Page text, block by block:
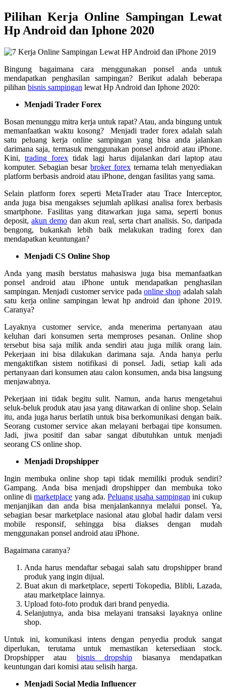
Pilihan Kerja Online Sampingan Lewat
Hp Android dan Iphone 2020
Bingung bagaimana cara menggunakan ponsel anda untuk
mendapatkan penghasilan sampingan? Berikut adalah beberapa
pilihan bisnis sampingan lewat Hp Android dan Iphone 2020:
Menjadi Trader Forex
Bosan menunggu mitra kerja untuk rapat? Atau, anda bingung untuk
memanfaatkan waktu kosong? Menjadi trader forex adalah salah
satu peluang kerja online sampingan yang bisa anda jalankan
darimana saja, termasuk menggunakan ponsel android atau iPhone.
Kini, trading forex tidak lagi harus dijalankan dari laptop atau
komputer. Sebagian besarbroker forexternama telah menyediakan
platform berbasis android atau iPhone, dengan fasilitas yang sama.
Selain platform forex seperti MetaTrader atau Trace Interceptor,
anda juga bisa mengakses sejumlah aplikasi analisa forex berbasis
smartphone. Fasilitas yang ditawarkan juga sama, seperti bonus
deposit,akun demo dan akun real, serta chart analisis. So, daripada
bengong, bukankah lebih baik melakukan trading forex dan
mendapatkan keuntungan?
Menjadi CS Online Shop
Anda yang masih berstatus mahasiswa juga bisa memanfaatkan
ponsel android atau iPhone untuk mendapatkan penghasilan
sampingan. Menjadi customer service pada online shop adalah salah
satu kerja online sampingan lewat hp android dan iphone 2019.
Caranya?
Layaknya customer service, anda menerima pertanyaan atau
keluhan dari konsumen serta memproses pesanan. Online shop
tersebut bisa saja milik anda sendiri atau juga milik orang lain.
Pekerjaan ini bisa dilakukan darimana saja. Anda hanya perlu
mengaktifkan sistem notifikasi di ponsel. Jadi, setiap kali ada
pertanyaan dari konsumen atau calon konsumen, anda bisa langsung
menjawabnya.
Pekerjaan ini tidak begitu sulit. Namun, anda harus mengetahui
seluk-beluk produk atau jasa yang ditawarkan di online shop. Selain
itu, anda juga harus berlatih untuk bisa berkomunikasi dengan baik.
Seorang customer service akan melayani berbagai tipe konsumen.
Jadi, jiwa positif dan sabar sangat dibutuhkan untuk menjadi
seorang CS online shop.
Menjadi Dropshipper
Ingin membuka online shop tapi tidak memiliki produk sendiri?
Gampang. Anda bisa menjadi dropshipper dan membuka toko
online dimarketplace yang ada.Peluang usaha sampingan ini cukup
menjanjikan dan anda bisa menjalankannya melalui ponsel. Ya,
sebagian besar marketplace nasional atau global hadir dalam versi
mobile responsif, sehingga bisa diakses dengan mudah
menggunakan ponsel android atau iPhone.
Bagaimana caranya?
Anda harus mendaftar sebagai salah satu dropshipper brand
produk yang ingin dijual.
Buat akun di marketplace, seperti Tokopedia, Blibli, Lazada,
atau marketplace lainnya.
Upload foto-foto produk dari brand penyedia.
Selanjutnya, anda bisa melayani transaksi layaknya online
shop.
Untuk ini, komunikasi intens dengan penyedia produk sangat
diperlukan, terutama untuk memastikan ketersediaan stock.
Dropshipper atau bisnis dropship biasanya mendapatkan
keuntungan dari komisi atau selisih harga.
Menjadi Social Media Influencer